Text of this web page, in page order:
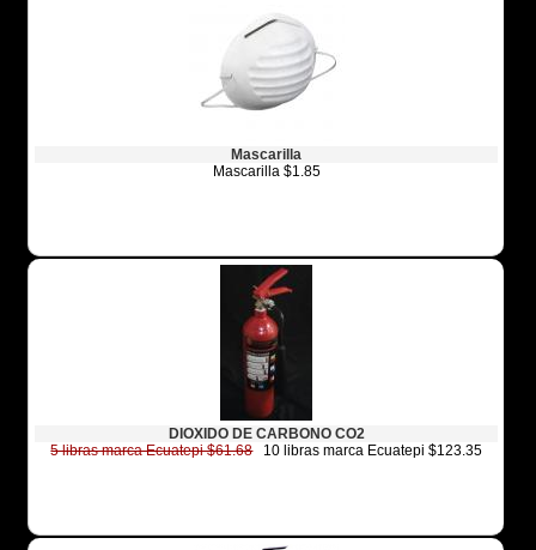
Mascarilla
Mascarilla $1.85
DIOXIDO DE CARBONO CO2
5 libras marca Ecuatepi $61.6810 libras marca Ecuatepi $123.35